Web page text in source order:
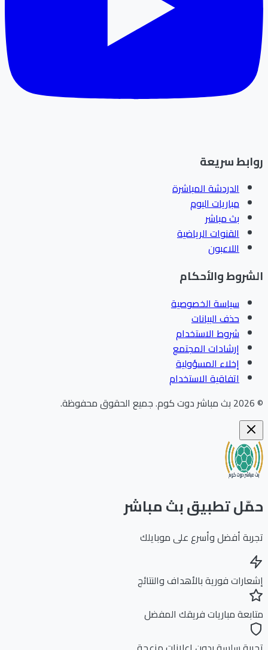
سريعة
الدردشة المباشرة
مباريات اليوم
بث مباشر
القنوات الرياضية
اللاعبون
والأحكام
سياسة الخصوصية
حذف البيانات
شروط الاستخدام
إرشادات المجتمع
إخلاء المسؤولية
اتفاقية الاستخدام
بث مباشر دوت كوم.جميع الحقوق محفوظة.
تطبيق بث مباشر
أفضل وأسرع على موبايلك
فورية بالأهداف والنتائج
مباريات فريقك المفضل